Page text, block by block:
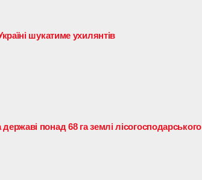
шукатиме ухилянтів
понад 68 га землі лісогосподарського